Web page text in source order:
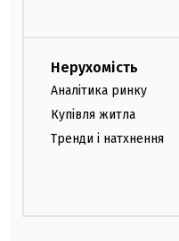
Нерухомість
Аналітика ринку
Купівля житла
Тренди і натхнення